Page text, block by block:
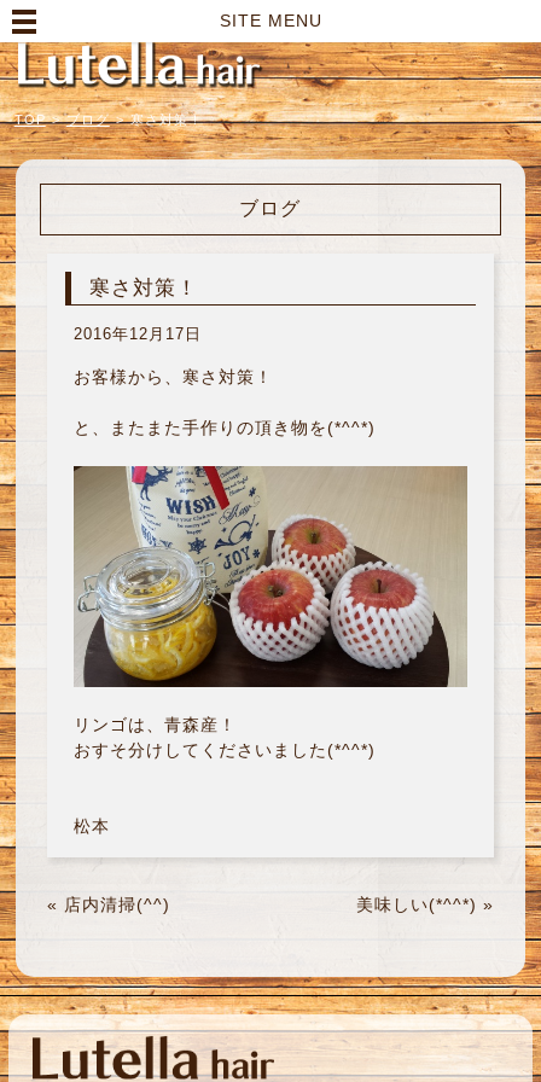
SITE MENU
TOP > ブログ > 寒さ対策！
ブログ
寒さ対策！
2016年12月17日
お客様から、寒さ対策！
と、またまた手作りの頂き物を(*^^*)
リンゴは、青森産！
おすそ分けしてくださいました(*^^*)
松本
« 店内清掃(^^) 美味しい(*^^*) »